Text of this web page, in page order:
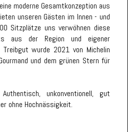
moderne Gesamtkonzeption aus
unseren Gästen im Innen - und
Sitzplätze uns verwöhnen diese
aus der Region und eigener
wurde 2021 von Michelin
und dem grünen Stern für
unkonventionell, gut
ohne Hochnässigkeit.